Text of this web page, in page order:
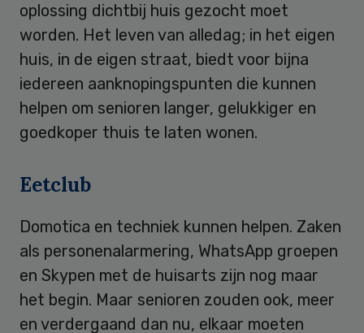
oplossing dichtbij huis gezocht moet
worden. Het leven van alledag; in het eigen
huis, in de eigen straat, biedt voor bijna
iedereen aanknopingspunten die kunnen
helpen om senioren langer, gelukkiger en
goedkoper thuis te laten wonen.
Eetclub
Domotica en techniek kunnen helpen. Zaken
als personenalarmering, WhatsApp groepen
en Skypen met de huisarts zijn nog maar
het begin. Maar senioren zouden ook, meer
en verdergaand dan nu, elkaar moeten